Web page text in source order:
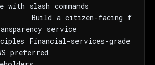
slash commands
Build a citizen-facing f
service
Financial-services-grade
preferred
the weekly digest
spam. Unsubscribe in one click.